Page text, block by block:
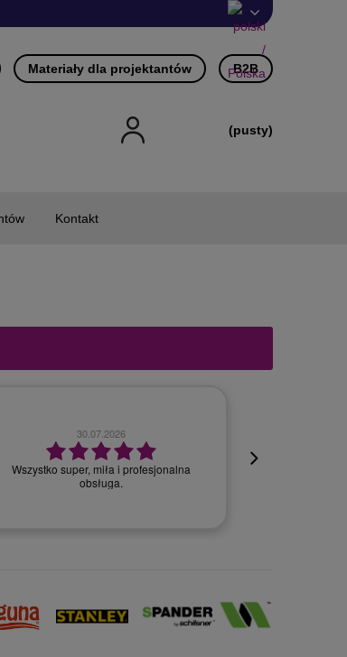
Materiały dla projektantów B2B
(pusty)
Kontakt
21.07.2026
*****